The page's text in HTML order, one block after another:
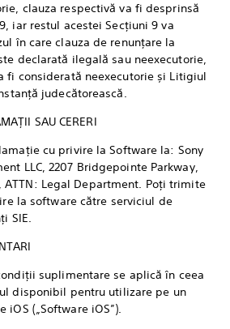
clauza respectivă va fi desprinsă
iar restul acestei Secțiuni 9 va
în care clauza de renunțare la
declarată ilegală sau neexecutorie,
fi considerată neexecutorie și Litigiul
judecătorească.
SAU CERERI
cu privire la Software la: Sony
LLC, 2207 Bridgepointe Parkway,
ATTN: Legal Department. Poți trimite
la software către serviciul de
SIE.
suplimentare se aplică în ceea
disponibil pentru utilizare pe un
(„Software iOS”).